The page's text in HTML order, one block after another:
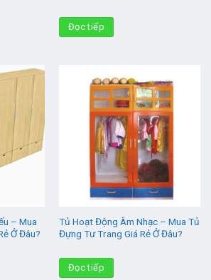
Đọc tiếp
– Mua
Ở Đâu?
Tủ Hoạt Động Âm Nhạc – Mua Tủ
Đựng Tư Trang Giá Rẻ Ở Đâu?
Đọc tiếp